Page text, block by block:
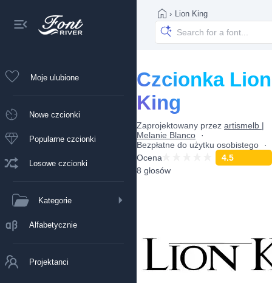
Moje ulubione
Nowe czcionki
Popularne czcionki
Losowe czcionki
Kategorie
Alfabetycznie
Projektanci
› Lion King
Czcionka Lion
King
Zaprojektowany przez artismelb |
Melanie Blanco
Bezpłatne do użytku osobistego
Ocena
4.5
8 głosów